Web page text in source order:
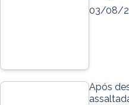
03/08/
Após